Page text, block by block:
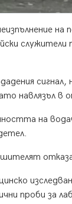
на
служители
навлязъл в
на
проби за